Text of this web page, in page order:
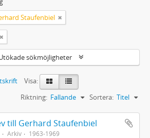
Staufenbiel
sökmöjligheter
Visa:
Sortera: Titel
Riktning: Fallande
till Gerhard Staufenbiel
Arkiv 1963-1969